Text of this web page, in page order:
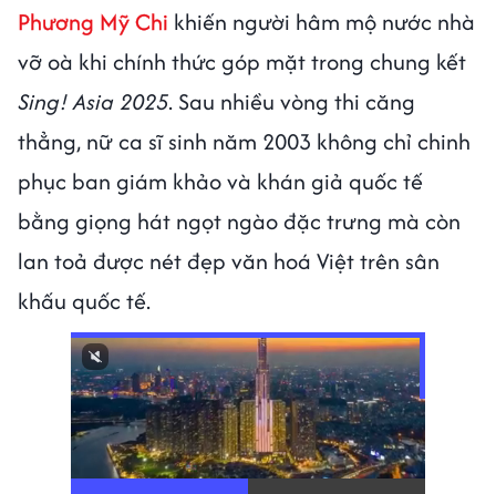
Phương Mỹ Chi khiến người hâm mộ nước nhà
vỡ oà khi chính thức góp mặt trong chung kết
Sing! Asia 2025. Sau nhiều vòng thi căng
thẳng, nữ ca sĩ sinh năm 2003 không chỉ chinh
phục ban giám khảo và khán giả quốc tế
bằng giọng hát ngọt ngào đặc trưng mà còn
lan toả được nét đẹp văn hoá Việt trên sân
khấu quốc tế.